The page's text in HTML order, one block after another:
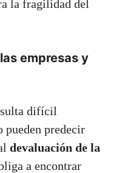
la fragilidad del
empresas y
difícil
pueden predecir
devaluación de la
a encontrar